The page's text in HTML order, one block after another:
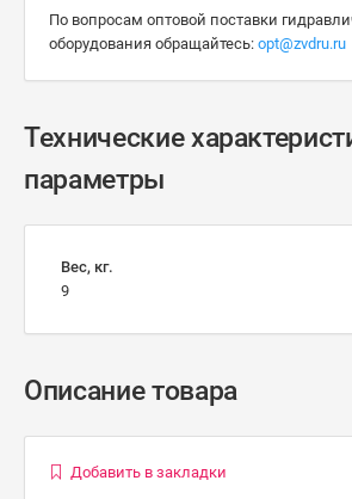
По вопросам оптовой поставки
оборудования обращайтесь: opt@zvdru.ru
Технические
параметры
Вес, кг.
9
Описание товара
Добавить в закладки